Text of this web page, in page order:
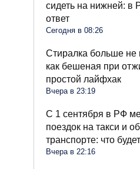
сидеть на нижней: в
ответ
Сегодня в 08:26
Стиралка больше не
как бешеная при
простой лайфхак
Вчера в 23:19
С 1 сентября в РФ
поездок на такси и
транспорте: что будет
Вчера в 22:16